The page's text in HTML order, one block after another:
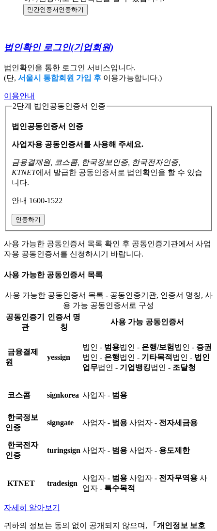
민간인증서 인증하기
법인확인 로그인(기업회원)
법인확인을 통한 로그인 서비스입니다.
(단, 서울시 통합회원 가입 후 이용가능합니다.)
이용안내
2단계 법인공동인증서 인증
법인공동인증서 인증
사업자용 공동인증서를 사용해 주세요.
금융결제원, 코스콤, 한국정보인증, 한국전자인증,
KTNET에서 발급한 공동인증서로 법인확인을 할 수 있습
니다.
안내 1600-1522
인증하기
사용 가능한 공동인증서 목록 확인 후 공동인증기관에서 사업
자용 공동인증서를 신청하시기 바랍니다.
사용 가능한 공동인증서 목록
사용 가능한 공동인증서 목록 - 공동인증기관, 인증서 명칭, 사
용 가능 공동인증서로 구성
공동인증기
관
인증서 명
칭
사용 가능 공동인증서
금융결제
원
yessign
법인 - 범용법인 - 은행/보험 법인 - 증권
법인 - 은행법인 - 기타목적 법인 - 법인
업무법인 - 기업뱅킹법인 - 조달청
코스콤 signkorea 사업자 - 범용
한국정보
인증
signgate 사업자 - 범용 사업자 - 전자세금용
한국전자
인증
turingsign 사업자 - 범용 사업자 - 용도제한
KTNET tradesign
사업자 - 범용 사업자 - 전자무역용 사
업자 - 특수목적
자세히 알아보기
귀하의 정보는 동의 없이 공개되지 않으며,
「개인정보 보호